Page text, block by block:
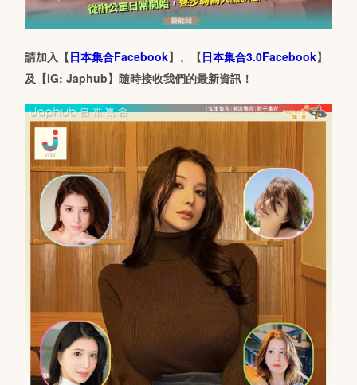
請加入【日本集合Facebook】、【日本集合3.0Facebook】
及【IG: Japhub】隨時接收我們的最新資訊！